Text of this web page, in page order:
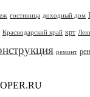
гостиница доходный дом
Краснодарский край крт
ремонт